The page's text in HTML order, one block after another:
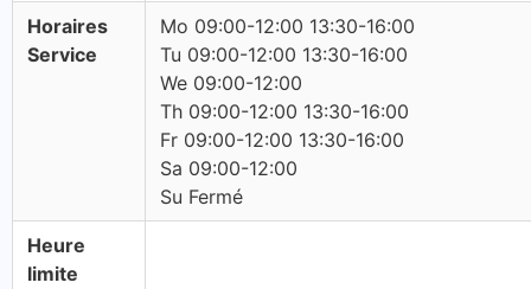
Horaires
Service
Mo 09:00-12:00 13:30-16:00
Tu 09:00-12:00 13:30-16:00
We 09:00-12:00
Th 09:00-12:00 13:30-16:00
Fr 09:00-12:00 13:30-16:00
Sa 09:00-12:00
Su Fermé
Heure
limite